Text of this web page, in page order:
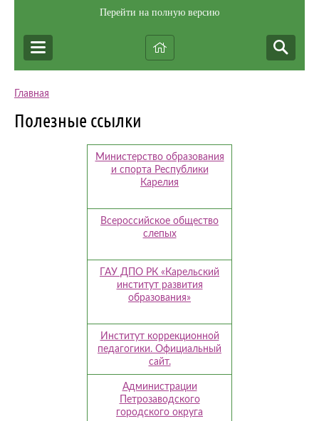
Перейти на полную версию
Главная
Полезные ссылки
Министерство образования
и спорта Республики
Карелия
Всероссийское общество
слепых
ГАУ ДПО РК «Карельский
институт развития
образования»
Институт коррекционной
педагогики. Официальный
сайт.
Администрации
Петрозаводского
городского округа